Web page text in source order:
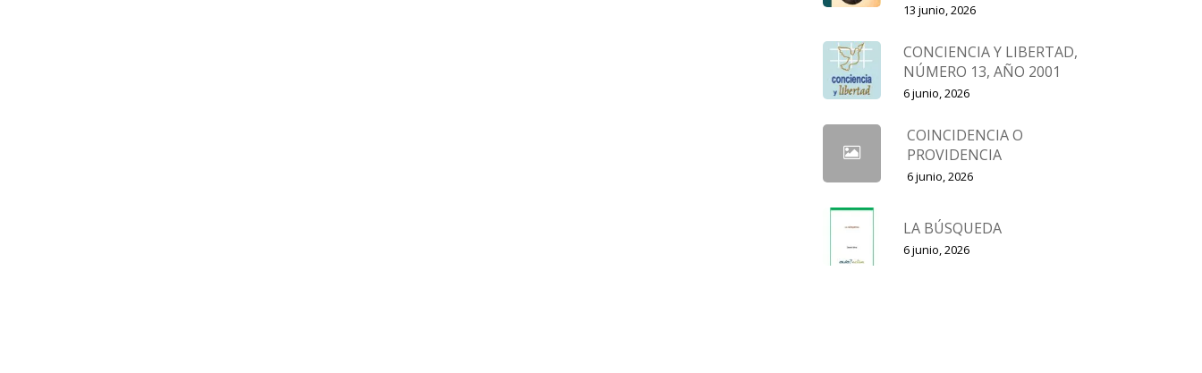
13 junio, 2026
CONCIENCIA Y LIBERTAD,
NÚMERO 13, AÑO 2001
6 junio, 2026
COINCIDENCIA O
PROVIDENCIA
6 junio, 2026
LA BÚSQUEDA
6 junio, 2026